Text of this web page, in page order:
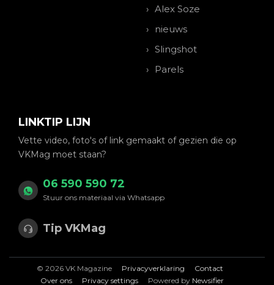
Alex Soze
nieuws
Slingshot
Parels
LINKTIP LIJN
Vette video, foto's of link gemaakt of gezien die op
VKMag moet staan?
06 590 590 72
Stuur ons materiaal via Whatsapp
Tip VKMag
© 2026 VK Magazine Privacyverklaring
Contact
Over ons
Privacy settings Powered by Newsifier